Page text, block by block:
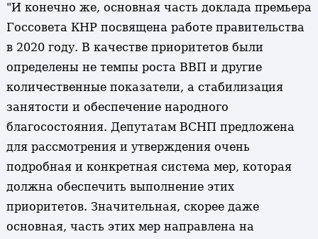
"И конечно же, основная часть доклада премьера
Госсовета КНР посвящена работе правительства
в 2020 году. В качестве приоритетов были
определены не темпы роста ВВП и другие
количественные показатели, а стабилизация
занятости и обеспечение народного
благосостояния. Депутатам ВСНП предложена
для рассмотрения и утверждения очень
подробная и конкретная система мер, которая
должна обеспечить выполнение этих
приоритетов. Значительная, скорее даже
основная, часть этих мер направлена на